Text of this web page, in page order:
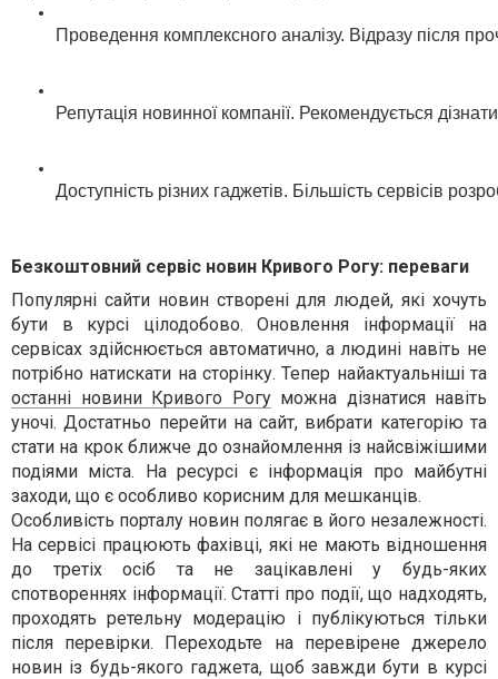
Проведення комплексного аналізу. Відразу після
Репутація новинної компанії. Рекомендується
Доступність різних гаджетів. Більшість сервісів
Безкоштовний сервіс новин Кривого Рогу: переваги
Популярні сайти новин створені для людей, які хочуть
бути в курсі цілодобово. Оновлення інформації на
сервісах здійснюється автоматично, а людині навіть не
потрібно натискати на сторінку. Тепер найактуальніші та
останні новини Кривого Рогуможна дізнатися навіть
уночі. Достатньо перейти на сайт, вибрати категорію та
стати на крок ближче до ознайомлення із найсвіжішими
подіями міста. На ресурсі є інформація про майбутні
заходи, що є особливо корисним для мешканців.
Особливість порталу новин полягає в його незалежності.
На сервісі працюють фахівці, які не мають відношення
до третіх осіб та не зацікавлені у будь-яких
спотвореннях інформації. Статті про події, що надходять,
проходять ретельну модерацію і публікуються тільки
після перевірки. Переходьте на перевірене джерело
новин із будь-якого гаджета, щоб завжди бути в курсі